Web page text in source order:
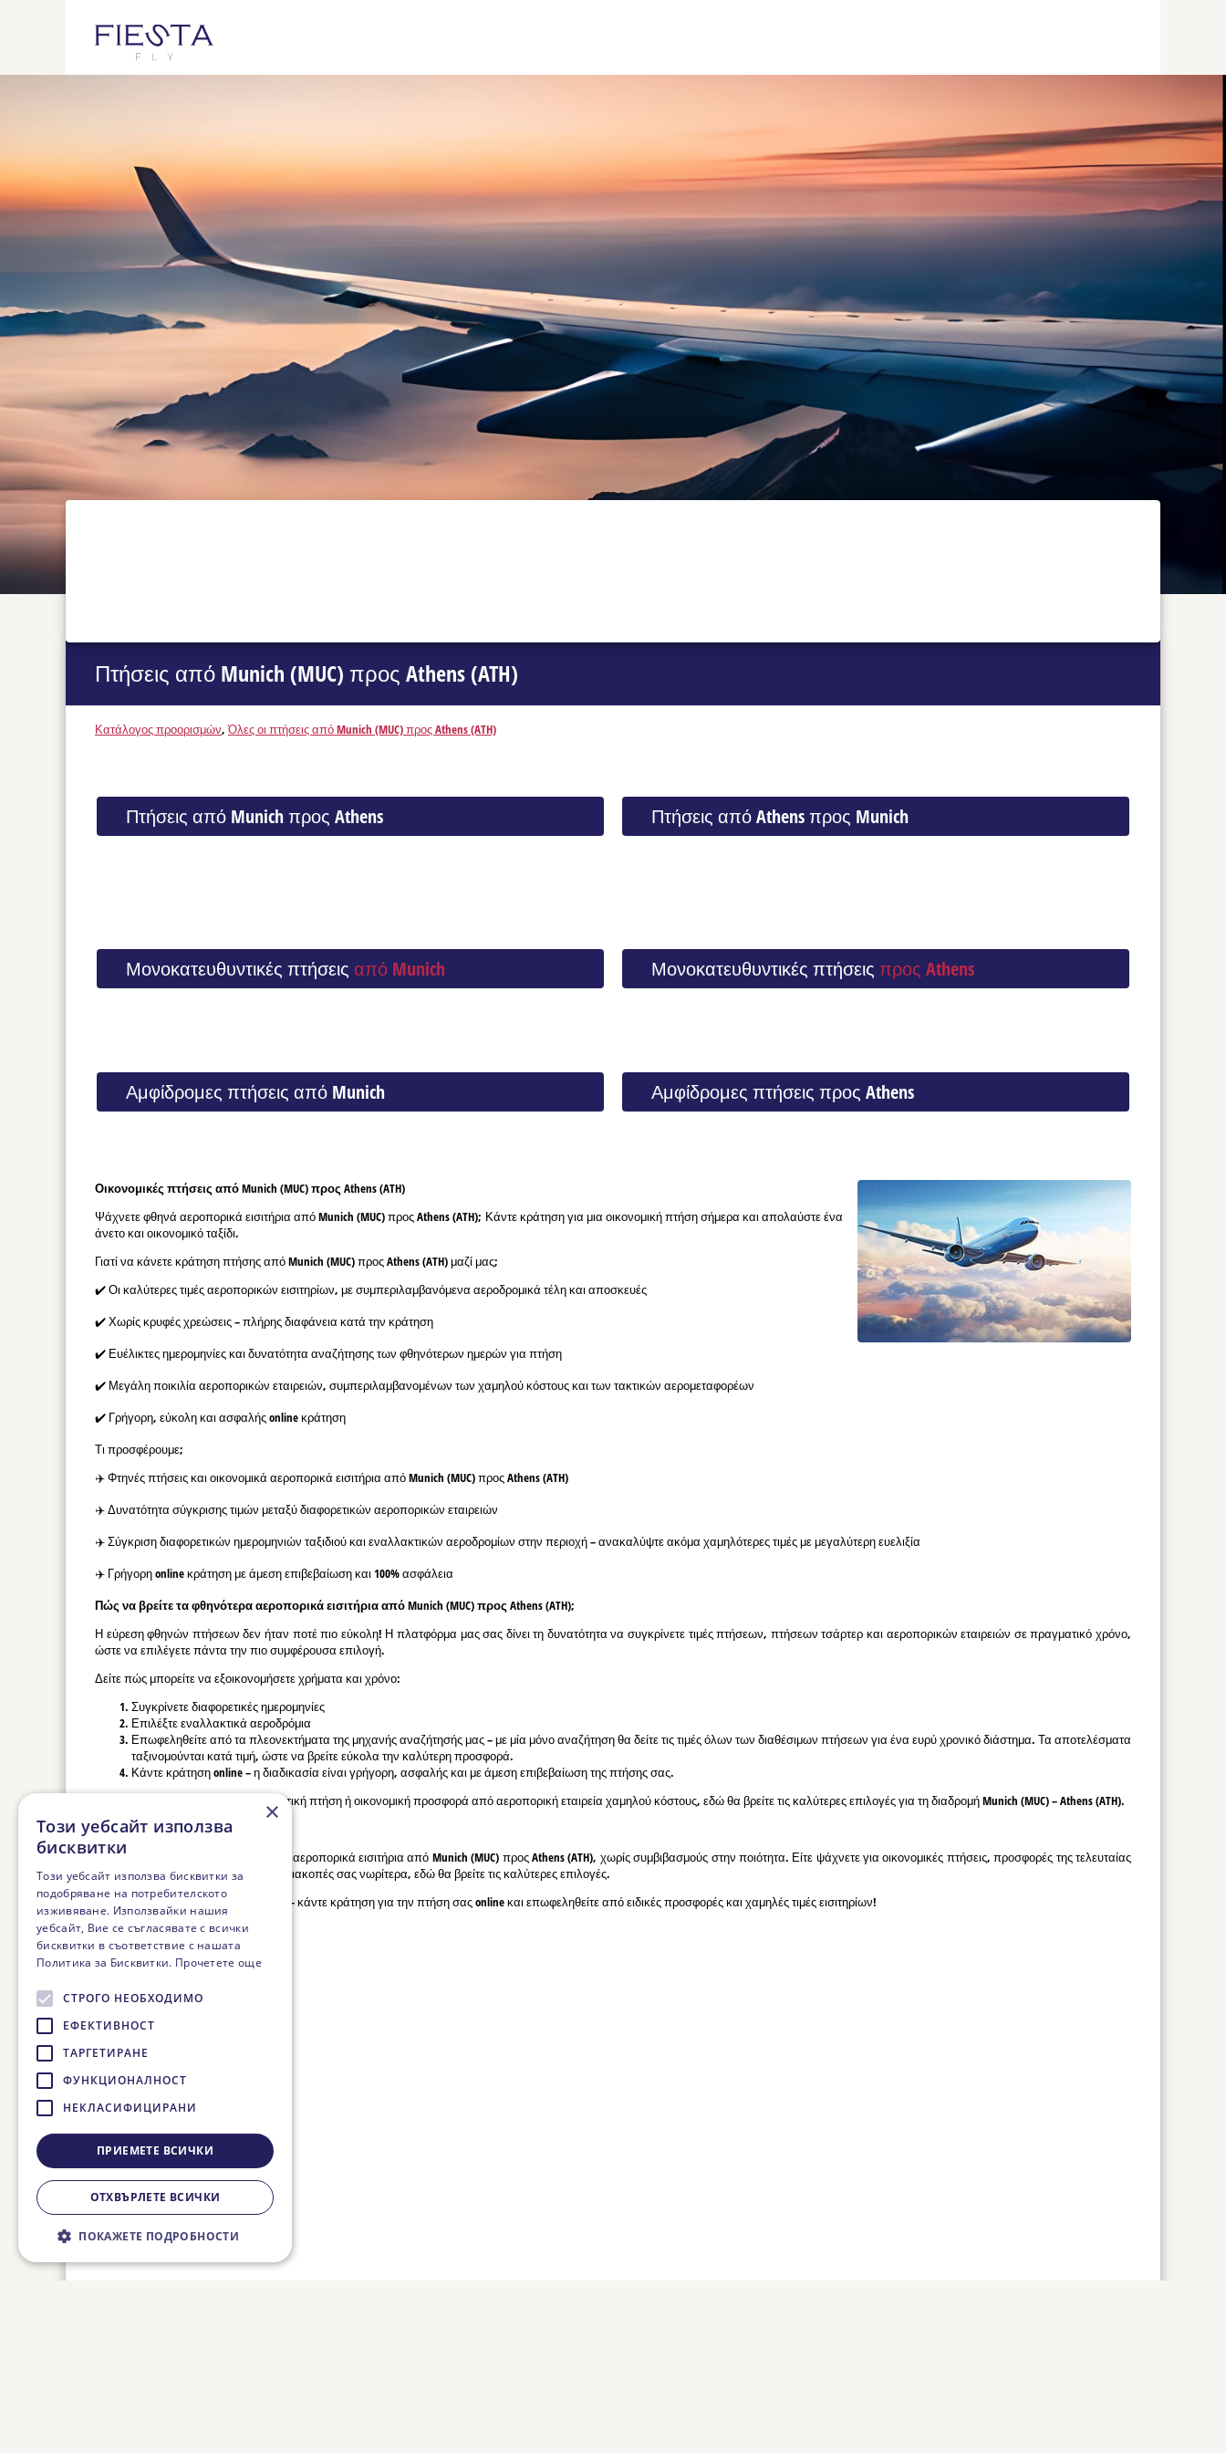
Πτήσεις από Munich (MUC) προς Athens (ATH)
Κατάλογος προορισμών,Όλες οι πτήσεις από Munich (MUC) προς Athens (ATH)
Πτήσεις από Munich προς Athens Πτήσεις από Athens προς Munich
Μονοκατευθυντικές πτήσεις από Munich Μονοκατευθυντικές πτήσεις προς Athens
Αμφίδρομες πτήσεις από Munich Αμφίδρομες πτήσεις προς Athens
Οικονομικές πτήσεις από Munich (MUC) προς Athens (ATH)
Ψάχνετε φθηνά αεροπορικά εισιτήρια από Munich (MUC) προς Athens (ATH); Κάντε κράτηση για μια οικονομική πτήση σήμερα και απολαύστε ένα
άνετο και οικονομικό ταξίδι.
Γιατί να κάνετε κράτηση πτήσης από Munich (MUC) προς Athens (ATH) μαζί μας;
✔️ Οι καλύτερες τιμές αεροπορικών εισιτηρίων, με συμπεριλαμβανόμενα αεροδρομικά τέλη και αποσκευές
✔️ Χωρίς κρυφές χρεώσεις – πλήρης διαφάνεια κατά την κράτηση
✔️ Ευέλικτες ημερομηνίες και δυνατότητα αναζήτησης των φθηνότερων ημερών για πτήση
✔️ Μεγάλη ποικιλία αεροπορικών εταιρειών, συμπεριλαμβανομένων των χαμηλού κόστους και των τακτικών αερομεταφορέων
✔️ Γρήγορη, εύκολη και ασφαλής online κράτηση
Τι προσφέρουμε;
✈️ Φτηνές πτήσεις και οικονομικά αεροπορικά εισιτήρια από Munich (MUC) προς Athens (ATH)
✈️ Δυνατότητα σύγκρισης τιμών μεταξύ διαφορετικών αεροπορικών εταιρειών
✈️ Σύγκριση διαφορετικών ημερομηνιών ταξιδιού και εναλλακτικών αεροδρομίων στην περιοχή – ανακαλύψτε ακόμα χαμηλότερες τιμές με μεγαλύτερη ευελιξία
✈️ Γρήγορη online κράτηση με άμεση επιβεβαίωση και 100% ασφάλεια
Πώς να βρείτε τα φθηνότερα αεροπορικά εισιτήρια από Munich (MUC) προς Athens (ATH);
Η εύρεση φθηνών πτήσεων δεν ήταν ποτέ πιο εύκολη! Η πλατφόρμα μας σας δίνει τη δυνατότητα να συγκρίνετε τιμές πτήσεων, πτήσεων τσάρτερ και αεροπορικών εταιρειών σε πραγματικό χρόνο,
ώστε να επιλέγετε πάντα την πιο συμφέρουσα επιλογή.
Δείτε πώς μπορείτε να εξοικονομήσετε χρήματα και χρόνο:
Συγκρίνετε διαφορετικές ημερομηνίες
Επιλέξτε εναλλακτικά αεροδρόμια
Επωφεληθείτε από τα πλεονεκτήματα της μηχανής αναζήτησής μας – με μία μόνο αναζήτηση θα δείτε τις τιμές όλων των διαθέσιμων πτήσεων για ένα ευρύ χρονικό διάστημα. Τα αποτελέσματα
ταξινομούνται κατά τιμή, ώστε να βρείτε εύκολα την καλύτερη προσφορά.
Κάντε κράτηση online – η διαδικασία είναι γρήγορη, ασφαλής και με άμεση επιβεβαίωση της πτήσης σας.
Είτε ψάχνετε για πτήση τσάρτερ, τακτική πτήση ή οικονομική προσφορά από αεροπορική εταιρεία χαμηλού κόστους, εδώ θα βρείτε τις καλύτερες επιλογές για τη διαδρομή Munich (MUC) – Athens (ATH).
Ταξιδέψτε άνετα και οικονομικά
Μαζί μας θα βρείτε τα πιο οικονομικά αεροπορικά εισιτήρια από Munich (MUC) προς Athens (ATH), χωρίς συμβιβασμούς στην ποιότητα. Είτε ψάχνετε για οικονομικές πτήσεις, προσφορές της τελευταίας
στιγμής ή απλά προγραμματίζετε τις διακοπές σας νωρίτερα, εδώ θα βρείτε τις καλύτερες επιλογές.
Μην περιμένετε την τελευταία στιγμή – κάντε κράτηση για την πτήση σας online και επωφεληθείτε από ειδικές προσφορές και χαμηλές τιμές εισιτηρίων!
×
Този уебсайт използва
бисквитки
Този уебсайт използва бисквитки за
подобряване на потребителското
изживяване. Използвайки нашия
уебсайт, Вие се съгласявате с всички
бисквитки в съответствие с нашата
Политика за Бисквитки. Прочетете още
СТРОГО НЕОБХОДИМО
ЕФЕКТИВНОСТ
ТАРГЕТИРАНЕ
ФУНКЦИОНАЛНОСТ
НЕКЛАСИФИЦИРАНИ
ПРИЕМЕТЕ ВСИЧКИ
ОТХВЪРЛЕТЕ ВСИЧКИ
ПОКАЖЕТЕ ПОДРОБНОСТИ